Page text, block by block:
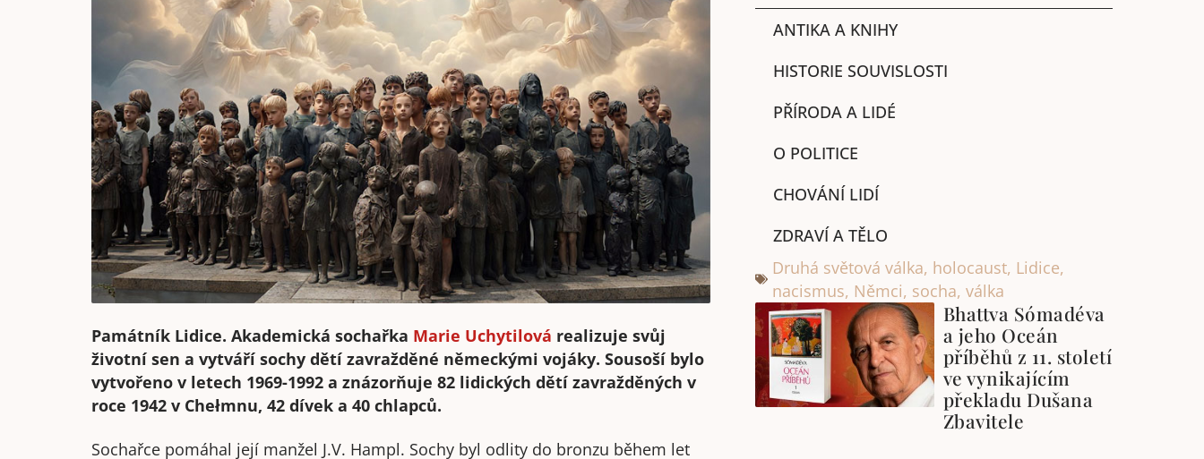
Památník Lidice. Akademická sochařka Marie Uchytilová realizuje svůj
životní sen a vytváří sochy dětí zavražděné německými vojáky. Sousoší bylo
vytvořeno v letech 1969-1992 a znázorňuje 82 lidických dětí zavražděných v
roce 1942 v Chełmnu, 42 dívek a 40 chlapců.
Sochařce pomáhal její manžel J.V. Hampl. Sochy byl odlity do bronzu během let
ANTIKA A KNIHY
HISTORIE SOUVISLOSTI
PŘÍRODA A LIDÉ
O POLITICE
CHOVÁNÍ LIDÍ
ZDRAVÍ A TĚLO
Druhá světová válka, holocaust, Lidice,
nacismus, Němci, socha, válka
Bhattva Sómadéva
a jeho Oceán
příběhů z 11. století
ve vynikajícím
překladu Dušana
Zbavitele